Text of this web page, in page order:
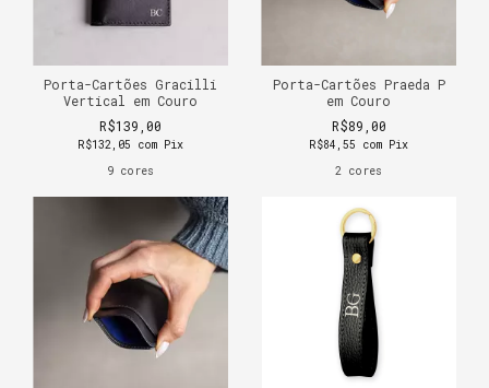
Porta-Cartões Gracilli
Vertical em Couro
R$139,00
R$132,05 com
Pix
9 cores
Porta-Cartões Praeda P
em Couro
R$89,00
R$84,55 com
Pix
2 cores